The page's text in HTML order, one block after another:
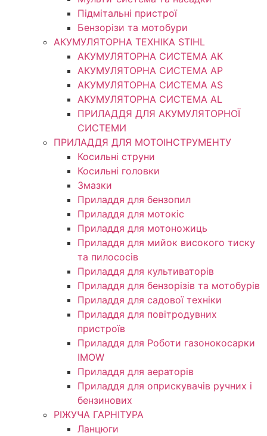
Підмітальні пристрої
Бензорізи та мотобури
АКУМУЛЯТОРНА ТЕХНІКА STIHL
АКУМУЛЯТОРНА СИСТЕМА АК
АКУМУЛЯТОРНА СИСТЕМА АР
АКУМУЛЯТОРНА СИСТЕМА AS
АКУМУЛЯТОРНА СИСТЕМА AL
ПРИЛАДДЯ ДЛЯ АКУМУЛЯТОРНОЇ
СИСТЕМИ
ПРИЛАДДЯ ДЛЯ МОТОІНСТРУМЕНТУ
Косильні струни
Косильні головки
Змазки
Приладдя для бензопил
Приладдя для мотокіс
Приладдя для мотоножиць
Приладдя для мийок високого тиску
та пилососів
Приладдя для культиваторів
Приладдя для бензорізів та мотобурів
Приладдя для садової техніки
Приладдя для повітродувних
пристроїв
Приладдя для Роботи газонокосарки
IMOW
Приладдя для аераторів
Приладдя для оприскувачів ручних і
бензинових
РІЖУЧА ГАРНІТУРА
Ланцюги